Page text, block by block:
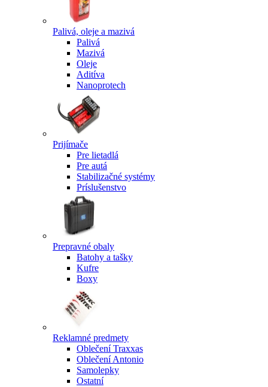
Palivá, oleje a mazivá
Palivá
Mazivá
Oleje
Aditíva
Nanoprotech
Prijímače
Pre lietadlá
Pre autá
Stabilizačné systémy
Príslušenstvo
Prepravné obaly
Batohy a tašky
Kufre
Boxy
Reklamné predmety
Oblečení Traxxas
Oblečení Antonio
Samolepky
Ostatní